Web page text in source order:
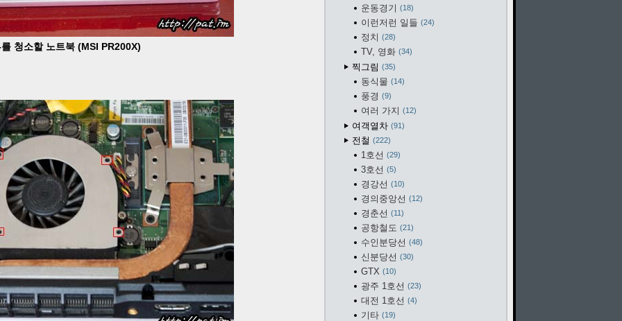
청소할 노트북 (MSI PR200X)
운동경기 18
이런저런 일들 24
정치 28
TV, 영화 34
찍그림 35
동식물 14
풍경 9
여러 가지 12
여객열차 91
전철 222
1호선 29
3호선 5
경강선 10
경의중앙선 12
경춘선 11
공항철도 21
수인분당선 48
신분당선 30
GTX 10
광주 1호선 23
대전 1호선 4
기타 19